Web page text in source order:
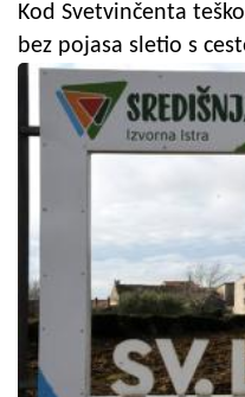
Kod Svetvinčenta
bez pojasa sletio s